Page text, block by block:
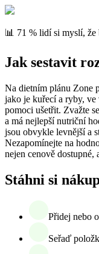
📊 71 % lidí si myslí, že
Jak sestavit
Na dietním plánu Zone
jako je kuřecí a ryby,
pomoci ušetřit. Zvažte
a má nejlepší nutriční
jsou obvykle levnější a
Nezapomínejte na
nejen cenově dostupné,
Stáhni si
Přidej nebo
Seřaď